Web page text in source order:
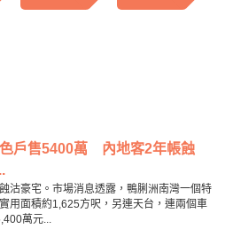
戶售5400萬 內地客2年帳蝕
沽豪宅。市場消息透露，鴨脷洲南灣一個特
用面積約1,625方呎，另連天台，連兩個車
萬元...